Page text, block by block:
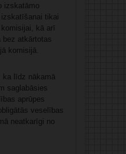
izskatāmo
tikai
kā arī
atkārtotas
komisijā.
ka līdz nākamā
saglabāsies
aprūpes
veselības
neatkarīgi no